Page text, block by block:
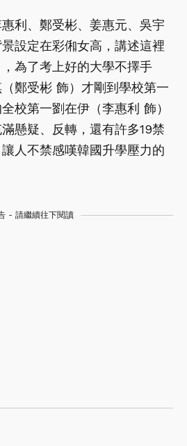
惠利、鄭受彬、姜惠元、吳宇
設定在彩俰女高，講述這裡
為了考上好的大學不擇手
鄭受彬 飾）才剛到學校第一
校第一劉在伊（李惠利 飾）
懸疑、反轉，還有許多19禁
人不禁感嘆韓國升學壓力的
- 請繼續往下閱讀